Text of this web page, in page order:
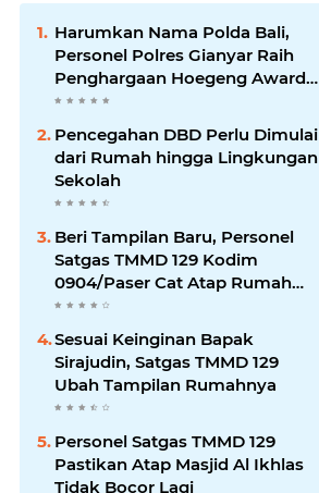
Harumkan Nama Polda Bali,
Personel Polres Gianyar Raih
Penghargaan Hoegeng Awards
2026
Pencegahan DBD Perlu Dimulai
dari Rumah hingga Lingkungan
Sekolah
Beri Tampilan Baru, Personel
Satgas TMMD 129 Kodim
0904/Paser Cat Atap Rumah
Marbot
Sesuai Keinginan Bapak
Sirajudin, Satgas TMMD 129
Ubah Tampilan Rumahnya
Personel Satgas TMMD 129
Pastikan Atap Masjid Al Ikhlas
Tidak Bocor Lagi